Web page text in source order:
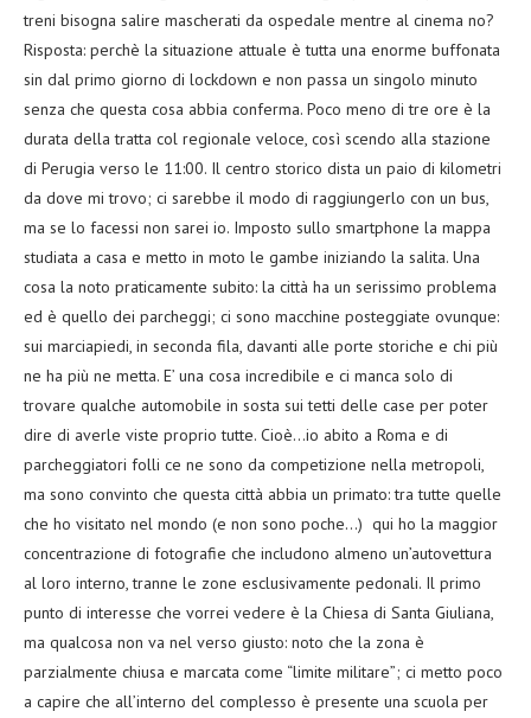
treni bisogna salire mascherati da ospedale mentre al cinema no?
Risposta: perchè la situazione attuale è tutta una enorme buffonata
sin dal primo giorno di lockdown e non passa un singolo minuto
senza che questa cosa abbia conferma. Poco meno di tre ore è la
durata della tratta col regionale veloce, così scendo alla stazione
di Perugia verso le 11:00. Il centro storico dista un paio di kilometri
da dove mi trovo; ci sarebbe il modo di raggiungerlo con un bus,
ma se lo facessi non sarei io. Imposto sullo smartphone la mappa
studiata a casa e metto in moto le gambe iniziando la salita. Una
cosa la noto praticamente subito: la città ha un serissimo problema
ed è quello dei parcheggi; ci sono macchine posteggiate ovunque:
sui marciapiedi, in seconda fila, davanti alle porte storiche e chi più
ne ha più ne metta. E’ una cosa incredibile e ci manca solo di
trovare qualche automobile in sosta sui tetti delle case per poter
dire di averle viste proprio tutte. Cioè…io abito a Roma e di
parcheggiatori folli ce ne sono da competizione nella metropoli,
ma sono convinto che questa città abbia un primato: tra tutte quelle
che ho visitato nel mondo (e non sono poche…) qui ho la maggior
concentrazione di fotografie che includono almeno un’autovettura
al loro interno, tranne le zone esclusivamente pedonali. Il primo
punto di interesse che vorrei vedere è la Chiesa di Santa Giuliana,
ma qualcosa non va nel verso giusto: noto che la zona è
parzialmente chiusa e marcata come “limite militare”; ci metto poco
a capire che all’interno del complesso è presente una scuola per